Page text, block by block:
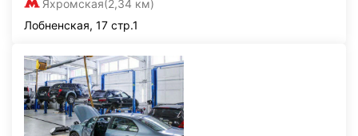
Яхромская(2,34 км)
Лобненская, 17 стр.1